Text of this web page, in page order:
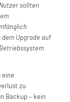
sollten
dem Upgradeauf
eine
zu
Backup – kein